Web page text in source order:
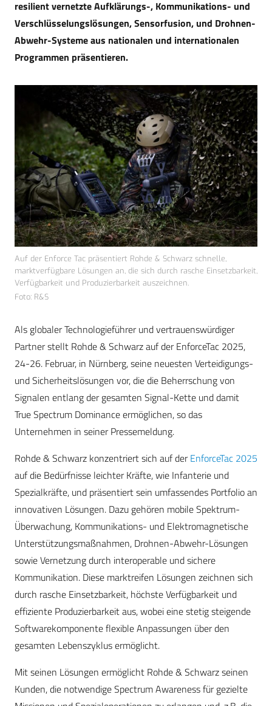
resilient vernetzte Aufklärungs-, Kommunikations- und
Verschlüsselungslösungen, Sensorfusion, und Drohnen-
Abwehr-Systeme aus nationalen und internationalen
Programmen präsentieren.
Auf der Enforce Tac präsentiert Rohde & Schwarz schnelle,
marktverfügbare Lösungen an, die sich durch rasche Einsetzbarkeit,
Verfügbarkeit und Produzierbarkeit auszeichnen.
Foto: R&S
Als globaler Technologieführer und vertrauenswürdiger
Partner stellt Rohde & Schwarz auf der EnforceTac 2025,
24-26. Februar, in Nürnberg, seine neuesten Verteidigungs-
und Sicherheitslösungen vor, die die Beherrschung von
Signalen entlang der gesamten Signal-Kette und damit
True Spectrum Dominance ermöglichen, so das
Unternehmen in seiner Pressemeldung.
Rohde & Schwarz konzentriert sich auf derEnforceTac 2025
auf die Bedürfnisse leichter Kräfte, wie Infanterie und
Spezialkräfte, und präsentiert sein umfassendes Portfolio an
innovativen Lösungen. Dazu gehören mobile Spektrum-
Überwachung, Kommunikations- und Elektromagnetische
Unterstützungsmaßnahmen, Drohnen-Abwehr-Lösungen
sowie Vernetzung durch interoperable und sichere
Kommunikation. Diese marktreifen Lösungen zeichnen sich
durch rasche Einsetzbarkeit, höchste Verfügbarkeit und
effiziente Produzierbarkeit aus, wobei eine stetig steigende
Softwarekomponente flexible Anpassungen über den
gesamten Lebenszyklus ermöglicht.
Mit seinen Lösungen ermöglicht Rohde & Schwarz seinen
Kunden, die notwendige Spectrum Awareness für gezielte